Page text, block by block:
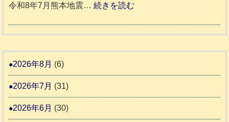
報
3
り
り
市
令和8年7月熊本地震…続きを読む
和
熊
震
2026年8月 (6)
2026年7月 (31)
2026年6月 (30)